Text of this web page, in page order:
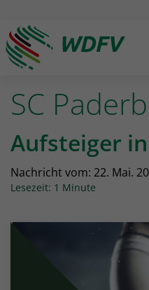
Logo:
SC
Aufsteiger
Nachricht vom: 22. Mai.
Lesezeit: 1 Minute